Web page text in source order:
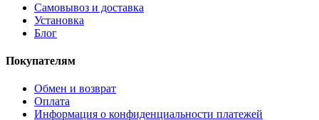
Самовывоз и доставка
Установка
Блог
Покупателям
Обмен и возврат
Оплата
Информация о конфиденциальности платежей